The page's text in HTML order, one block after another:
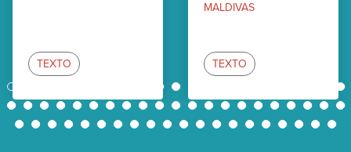
TEXTO
MALDIVAS
TEXTO
1 10 11
21
22
23 24 25 26 27 28 29 30 31 32 33 34 35 36 37 38 39 40 41
42
43
44 45 46 47 48 49 50 51 52 53 54 55 56 57 58 59 60 61 62